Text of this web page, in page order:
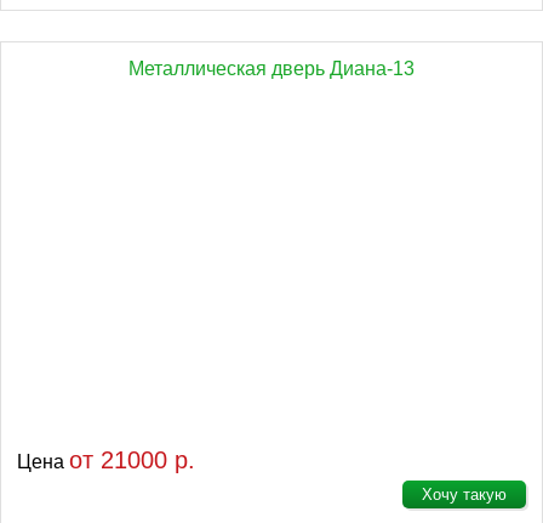
Металлическая дверь Диана-13
Цена от 21000 р.
Хочу такую